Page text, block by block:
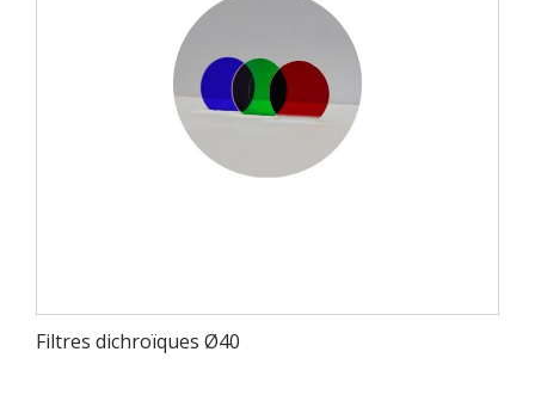
Filtres dichroïques Ø40